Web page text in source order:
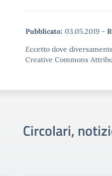
Pubblicato: 03.05.2019 -
Eccetto dove
Creative Commons
Circolari,